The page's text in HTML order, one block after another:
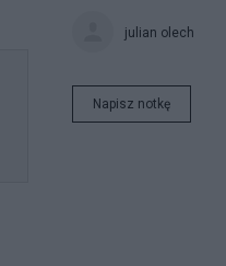
julian olech
Napisz notkę